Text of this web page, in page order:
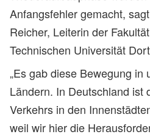
Anfangsfehler gemacht,
Reicher, Leiterin der
Technischen Universität
„Es gab diese Bewegung in
Ländern. In Deutschland ist
Verkehrs in den
weil wir hier die